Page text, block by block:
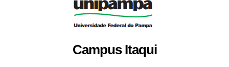
Campus Itaqui